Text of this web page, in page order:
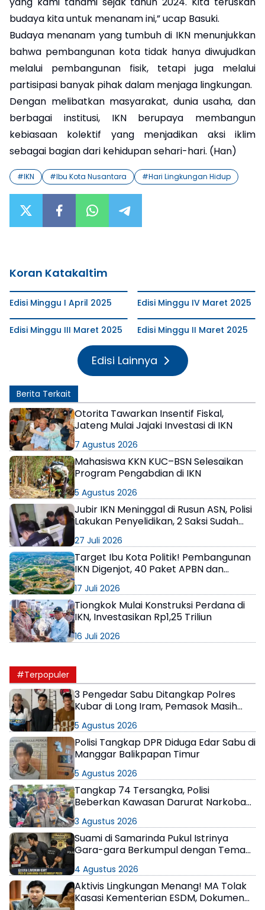
budaya kita untuk menanam ini,” ucap Basuki.
Budaya menanam yang tumbuh di IKN menunjukkan
bahwa pembangunan kota tidak hanya diwujudkan
melalui pembangunan fisik, tetapi juga melalui
partisipasi banyak pihak dalam menjaga lingkungan.
Dengan melibatkan masyarakat, dunia usaha, dan
berbagai institusi, IKN berupaya membangun
kebiasaan kolektif yang menjadikan aksi iklim
sebagai bagian dari kehidupan sehari-hari. (Han)
#IKN #Ibu Kota Nusantara #Hari Lingkungan Hidup
Koran Katakaltim
Edisi Minggu I April 2025 Edisi Minggu IV Maret 2025
Edisi Minggu III Maret 2025 Edisi Minggu II Maret 2025
Edisi Lainnya
Berita Terkait
Otorita Tawarkan Insentif Fiskal,
Jateng Mulai Jajaki Investasi di IKN
7 Agustus 2026
Mahasiswa KKN KUC–BSN Selesaikan
Program Pengabdian di IKN
5 Agustus 2026
Jubir IKN Meninggal di Rusun ASN, Polisi
Lakukan Penyelidikan, 2 Saksi Sudah
27 Juli 2026
Target Ibu Kota Politik! Pembangunan
IKN Digenjot, 40 Paket APBN dan
17 Juli 2026
Tiongkok Mulai Konstruksi Perdana di
IKN, Investasikan Rp1,25 Triliun
16 Juli 2026
#Terpopuler
3 Pengedar Sabu Ditangkap Polres
Kubar di Long Iram, Pemasok Masih
5 Agustus 2026
Polisi Tangkap DPR Diduga Edar Sabu di
Manggar Balikpapan Timur
5 Agustus 2026
Tangkap 74 Tersangka, Polisi
Beberkan Kawasan Darurat Narkoba
3 Agustus 2026
Suami di Samarinda Pukul Istrinya
Gara-gara Berkumpul dengan Teman
4 Agustus 2026
Aktivis Lingkungan Menang! MA Tolak
Kasasi Kementerian ESDM, Dokumen